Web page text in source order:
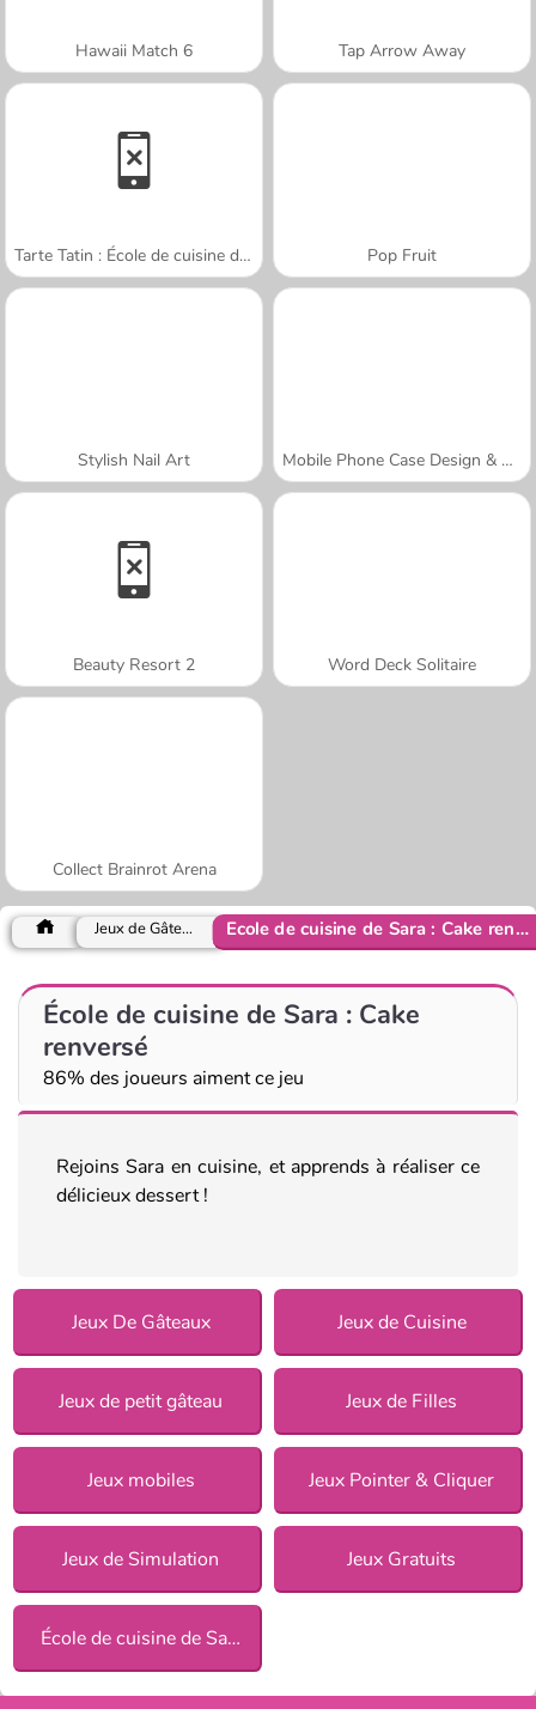
Hawaii Match 6 Tap Arrow Away
Tarte Tatin : École de cuisine de Sara Pop Fruit
Stylish Nail Art Mobile Phone Case Design & DIY
Beauty Resort 2 Word Deck Solitaire
Collect Brainrot Arena
Jeux de Gâteaux École de cuisine de Sara : Cake renversé
École de cuisine de Sara : Cake
renversé
86% des joueurs aiment ce jeu
Rejoins Sara en cuisine, et apprends à réaliser ce
délicieux dessert !
Jeux De Gâteaux Jeux de Cuisine
Jeux de petit gâteau Jeux de Filles
Jeux mobiles Jeux Pointer & Cliquer
Jeux de Simulation Jeux Gratuits
École de cuisine de Sara